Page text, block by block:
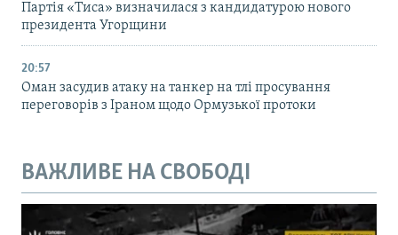
Партія «Тиса» визначилася з кандидатурою нового
президента Угорщини
20:57
Оман засудив атаку на танкер на тлі просування
переговорів з Іраном щодо Ормузької протоки
ВАЖЛИВЕ НА СВОБОДІ